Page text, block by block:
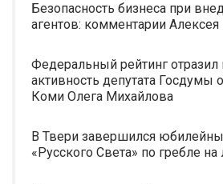
Безопасность бизнеса при
агентов: комментарии
Федеральный рейтинг отразил
активность депутата Госдумы
Коми Олега Михайлова
В Твери завершился
«Русского Света» по гребле